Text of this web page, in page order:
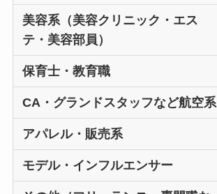
美容系（美容クリニック・エス
テ・美容部員）
保育士・教育職
CA・グランドスタッフなど航空系
アパレル・販売系
モデル・インフルエンサー